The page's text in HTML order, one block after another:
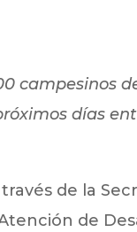
campesinos
días
de la
de